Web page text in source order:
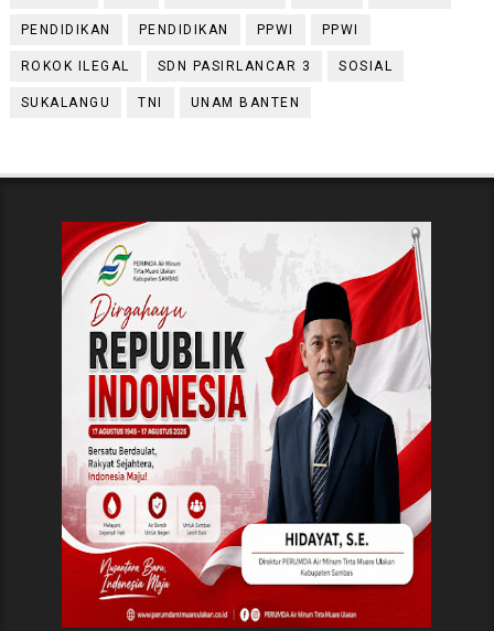
PENDIDIKAN PENDIDIKAN PPWI PPWI
ROKOK ILEGAL SDN PASIRLANCAR 3 SOSIAL
SUKALANGU TNI UNAM BANTEN